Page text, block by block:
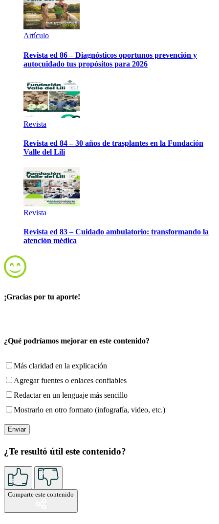
Artículo
Revista ed 86 – Diagnósticos oportunos prevención y
autocuidado tus propósitos para 2026
Revista
Revista ed 84 – 30 años de trasplantes en la Fundación
Valle del Lili
Revista
Revista ed 83 – Cuidado ambulatorio: transformando la
atención médica
¡Gracias por tu aporte!
¿Qué podríamos mejorar en este contenido?
Más claridad en la explicación
Agregar fuentes o enlaces confiables
Redactar en un lenguaje más sencillo
Mostrarlo en otro formato (infografía, video, etc.)
¿Te resultó útil este contenido?
Comparte este contenido